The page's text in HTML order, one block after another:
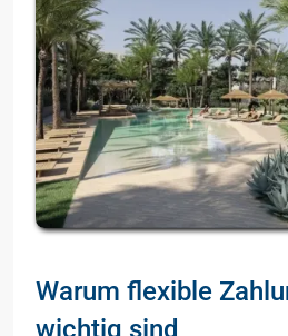
Warum flexible
wichtig sind